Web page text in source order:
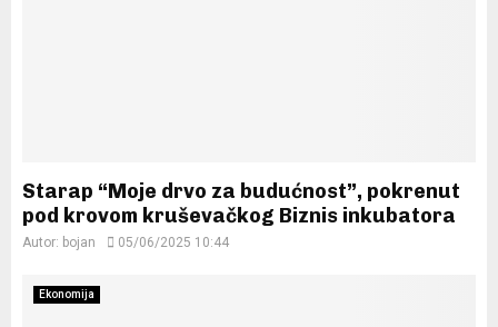
Starap “Moje drvo za budućnost”, pokrenut
pod krovom kruševačkog Biznis inkubatora
Autor: bojan 05/06/2025 10:44
Ekonomija